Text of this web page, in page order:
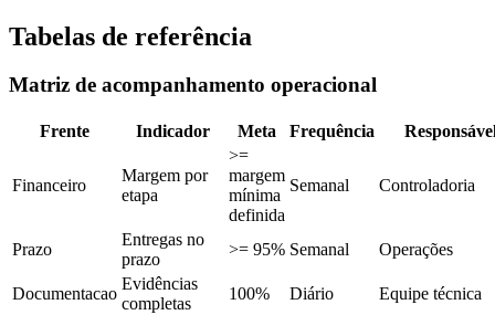
Tabelas de referência
Matriz de acompanhamento operacional
Frente Indicador Meta Frequência
Financeiro
Margem por
etapa
>=
margem
mínima
definida
Semanal Controladoria
Prazo
Entregas no
prazo
>= 95% Semanal Operações
Documentacao
Evidências
completas
100% Diário Equipe técnica